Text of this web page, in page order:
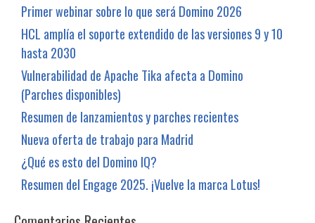
Primer webinar sobre lo que será Domino 2026
HCL amplía el soporte extendido de las versiones 9 y 10
hasta 2030
Vulnerabilidad de Apache Tika afecta a Domino
(Parches disponibles)
Resumen de lanzamientos y parches recientes
Nueva oferta de trabajo para Madrid
¿Qué es esto del Domino IQ?
Resumen del Engage 2025. ¡Vuelve la marca Lotus!